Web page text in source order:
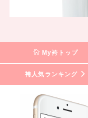
My袴トップ
袴人気ランキング